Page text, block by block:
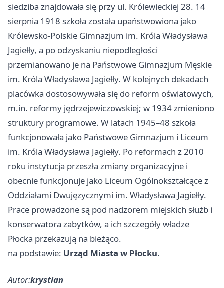
siedziba znajdowała się przy ul. Królewieckiej 28. 14
sierpnia 1918 szkoła została upaństwowiona jako
Królewsko-Polskie Gimnazjum im. Króla Władysława
Jagiełły, a po odzyskaniu niepodległości
przemianowano je na Państwowe Gimnazjum Męskie
im. Króla Władysława Jagiełły. W kolejnych dekadach
placówka dostosowywała się do reform oświatowych,
m.in. reformy jędrzejewiczowskiej; w 1934 zmieniono
struktury programowe. W latach 1945–48 szkoła
funkcjonowała jako Państwowe Gimnazjum i Liceum
im. Króla Władysława Jagiełły. Po reformach z 2010
roku instytucja przeszła zmiany organizacyjne i
obecnie funkcjonuje jako Liceum Ogólnokształcące z
Oddziałami Dwujęzycznymi im. Władysława Jagiełły.
Prace prowadzone są pod nadzorem miejskich służb i
konserwatora zabytków, a ich szczegóły władze
Płocka przekazują na bieżąco.
na podstawie: Urząd Miasta w Płocku.
Autor:krystian